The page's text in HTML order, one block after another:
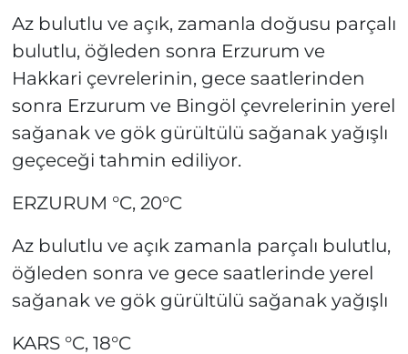
Az bulutlu ve açık, zamanla doğusu parçalı
bulutlu, öğleden sonra Erzurum ve
Hakkari çevrelerinin, gece saatlerinden
sonra Erzurum ve Bingöl çevrelerinin yerel
sağanak ve gök gürültülü sağanak yağışlı
geçeceği tahmin ediliyor.
ERZURUM °C, 20°C
Az bulutlu ve açık zamanla parçalı bulutlu,
öğleden sonra ve gece saatlerinde yerel
sağanak ve gök gürültülü sağanak yağışlı
KARS °C, 18°C